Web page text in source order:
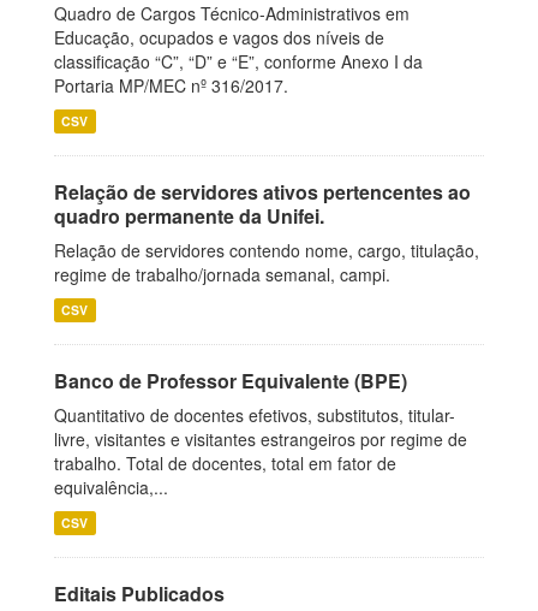
Quadro de Cargos Técnico-Administrativos em
Educação, ocupados e vagos dos níveis de
classificação “C”, “D” e “E”, conforme Anexo I da
Portaria MP/MEC nº 316/2017.
CSV
Relação de servidores ativos pertencentes ao
quadro permanente da Unifei.
Relação de servidores contendo nome, cargo, titulação,
regime de trabalho/jornada semanal, campi.
CSV
Banco de Professor Equivalente (BPE)
Quantitativo de docentes efetivos, substitutos, titular-
livre, visitantes e visitantes estrangeiros por regime de
trabalho. Total de docentes, total em fator de
equivalência,...
CSV
Editais Publicados